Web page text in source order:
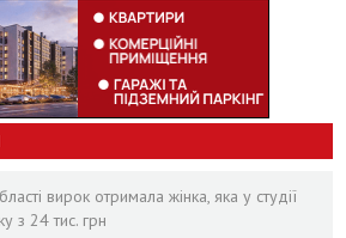
вирок отримала жінка, яка у студії
з 24 тис. грн